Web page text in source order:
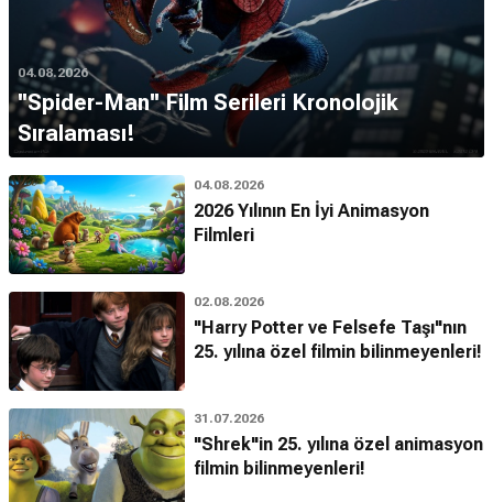
04.08.2026
''Spider-Man'' Film Serileri Kronolojik
Sıralaması!
04.08.2026
2026 Yılının En İyi Animasyon
Filmleri
02.08.2026
"Harry Potter ve Felsefe Taşı"nın
25. yılına özel filmin bilinmeyenleri!
31.07.2026
"Shrek"in 25. yılına özel animasyon
filmin bilinmeyenleri!